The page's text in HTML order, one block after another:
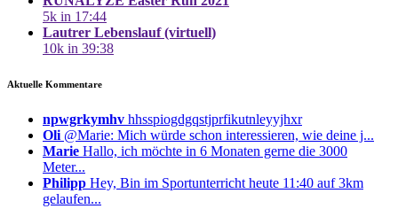
5k in 17:44
Lautrer Lebenslauf (virtuell)
10k in 39:38
Aktuelle Kommentare
npwgrkymhv hhsspiogdgqstjprfikutnleyyjhxr
Oli @Marie: Mich würde schon interessieren, wie deine j...
Marie Hallo, ich möchte in 6 Monaten gerne die 3000
Meter...
Philipp Hey, Bin im Sportunterricht heute 11:40 auf 3km
gelaufen...